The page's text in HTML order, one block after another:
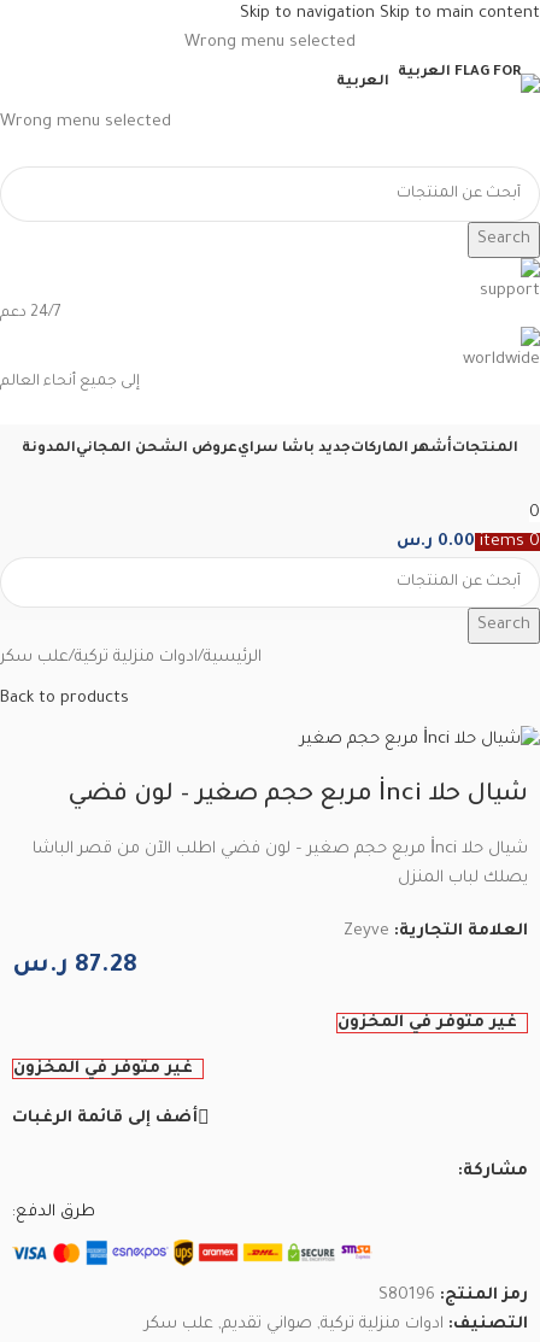
Skip to navigation Skip to main content
Wrong menu selected
العربية
Wrong menu selected
Search
24/7 دعم
إلى جميع أنحاء العالم
المنتجاتأشهر الماركاتجديد باشا سرايعروض الشحن المجانيالمدونة
0
0
items
0.00 ر.س
Search
الرئيسية/ادوات منزلية تركية/علب سكر
Back to products
شيال حلا İnci مربع حجم صغير – لون فضي
شيال حلا İnci مربع حجم صغير – لون فضي اطلب الآن من قصر الباشا
يصلك لباب المنزل
العلامة التجارية: Zeyve
87.28 ر.س
غير متوفر في المخزون
غير متوفر في المخزون
أضف إلى قائمة الرغبات
مشاركة:
طرق الدفع:
رمز المنتج: S80196
التصنيف: ادوات منزلية تركية, صواني تقديم, علب سكر